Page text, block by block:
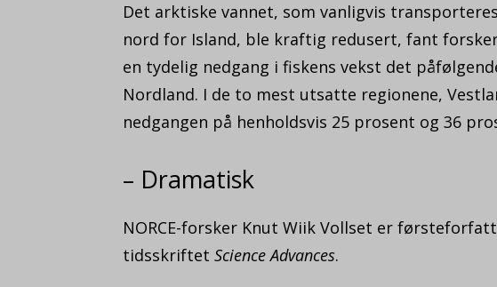
Det arktiske vannet, som vanligvis
nord for Island, ble kraftig redusert, fant
en tydelig nedgang i fiskens vekst det
Nordland. I de to mest utsatte regionene,
nedgangen på henholdsvis 25 prosent og 36
– Dramatisk
NORCE-forsker Knut Wiik Vollset er
tidsskriftet Science Advances.